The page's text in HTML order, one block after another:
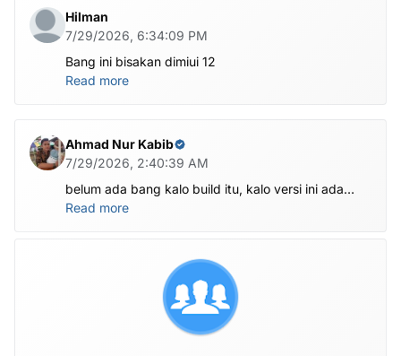
Hilman
7/29/2026, 6:34:09 PM
Bang ini bisakan dimiui 12
Read more
Ahmad Nur Kabib
7/29/2026, 2:40:39 AM
belum ada bang kalo build itu, kalo versi ini ada
X1201-M1201ABCDEFGHI-V-OP-260625V1482
Read more